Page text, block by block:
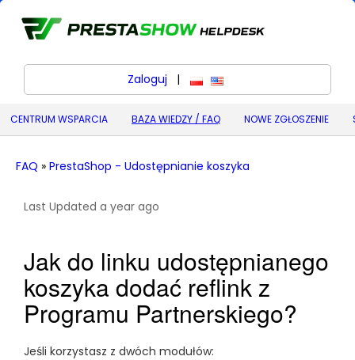
Zaloguj | polskiEnglish (United States)
CENTRUM WSPARCIA BAZA WIEDZY / FAQ NOWE ZGŁOSZENIE
FAQ » PrestaShop - Udostępnianie koszyka
Last Updated a year ago
Jak do linku udostępnianego
koszyka dodać reflink z
Programu Partnerskiego?
Jeśli korzystasz z dwóch modułów: